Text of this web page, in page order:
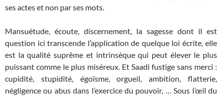
ses actes et non par ses mots.
Mansuétude, écoute, discernement, la sagesse dont il est
question ici transcende l’application de quelque loi écrite, elle
est la qualité suprême et intrinsèque qui peut élever le plus
puissant comme le plus miséreux. Et Saadi fustige sans merci :
cupidité, stupidité, égoïsme, orgueil, ambition, flatterie,
négligence ou abus dans l’exercice du pouvoir, … Sous l’œil du